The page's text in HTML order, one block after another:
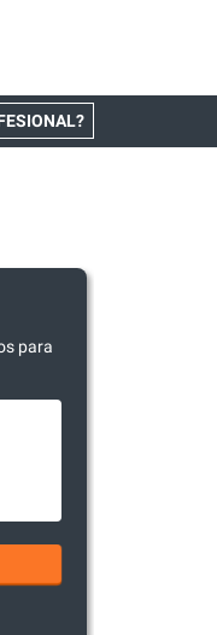
para